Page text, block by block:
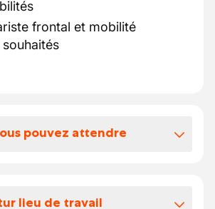
frontal et mobilité
pouvez attendre
lieu de travail